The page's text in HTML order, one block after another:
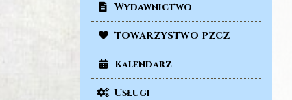
Wydawnictwo
TOWARZYSTWO PZCZ
Kalendarz
Usługi